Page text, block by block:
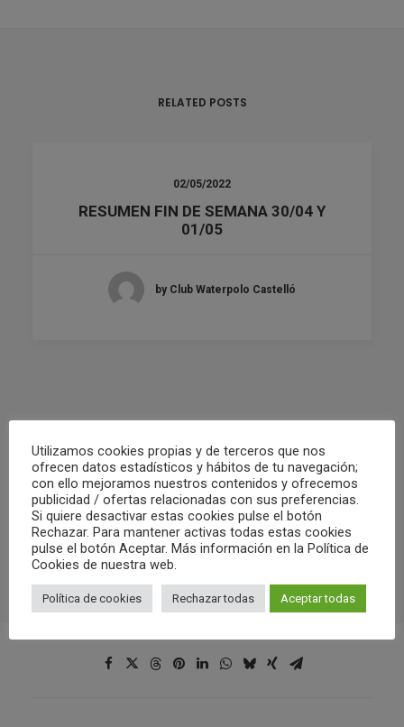
RELATED POSTS
02/05/2022
RESUMEN FIN DE SEMANA 30/04 Y
01/05
by Club Waterpolo Castelló
Utilizamos cookies propias y de terceros que nos
ofrecen datos estadísticos y hábitos de tu navegación;
con ello mejoramos nuestros contenidos y ofrecemos
publicidad / ofertas relacionadas con sus preferencias.
Si quiere desactivar estas cookies pulse el botón
Rechazar. Para mantener activas todas estas cookies
pulse el botón Aceptar. Más información en la Política de
Cookies de nuestra web.
Política de cookies Rechazar todas Aceptar todas